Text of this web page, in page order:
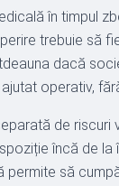
în timpul
trebuie să
dacă
operativ,
de riscuri
încă de
permite să